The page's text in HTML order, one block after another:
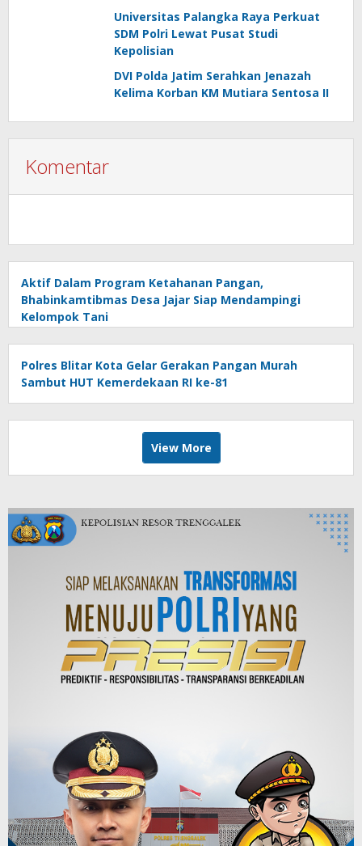
Universitas Palangka Raya Perkuat
SDM Polri Lewat Pusat Studi
Kepolisian
DVI Polda Jatim Serahkan Jenazah
Kelima Korban KM Mutiara Sentosa II
Komentar
Aktif Dalam Program Ketahanan Pangan,
Bhabinkamtibmas Desa Jajar Siap Mendampingi
Kelompok Tani
Polres Blitar Kota Gelar Gerakan Pangan Murah
Sambut HUT Kemerdekaan RI ke-81
View More